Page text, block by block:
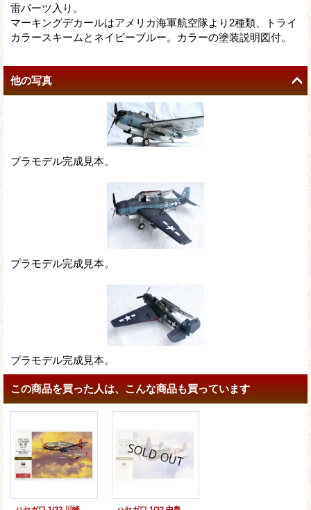
雷パーツ入り。
マーキングデカールはアメリカ海軍航空隊より2種類、トライ
カラースキームとネイビーブルー。カラーの塗装説明図付。
他の写真
プラモデル完成見本。
プラモデル完成見本。
プラモデル完成見本。
この商品を買った人は、こんな商品も買っています